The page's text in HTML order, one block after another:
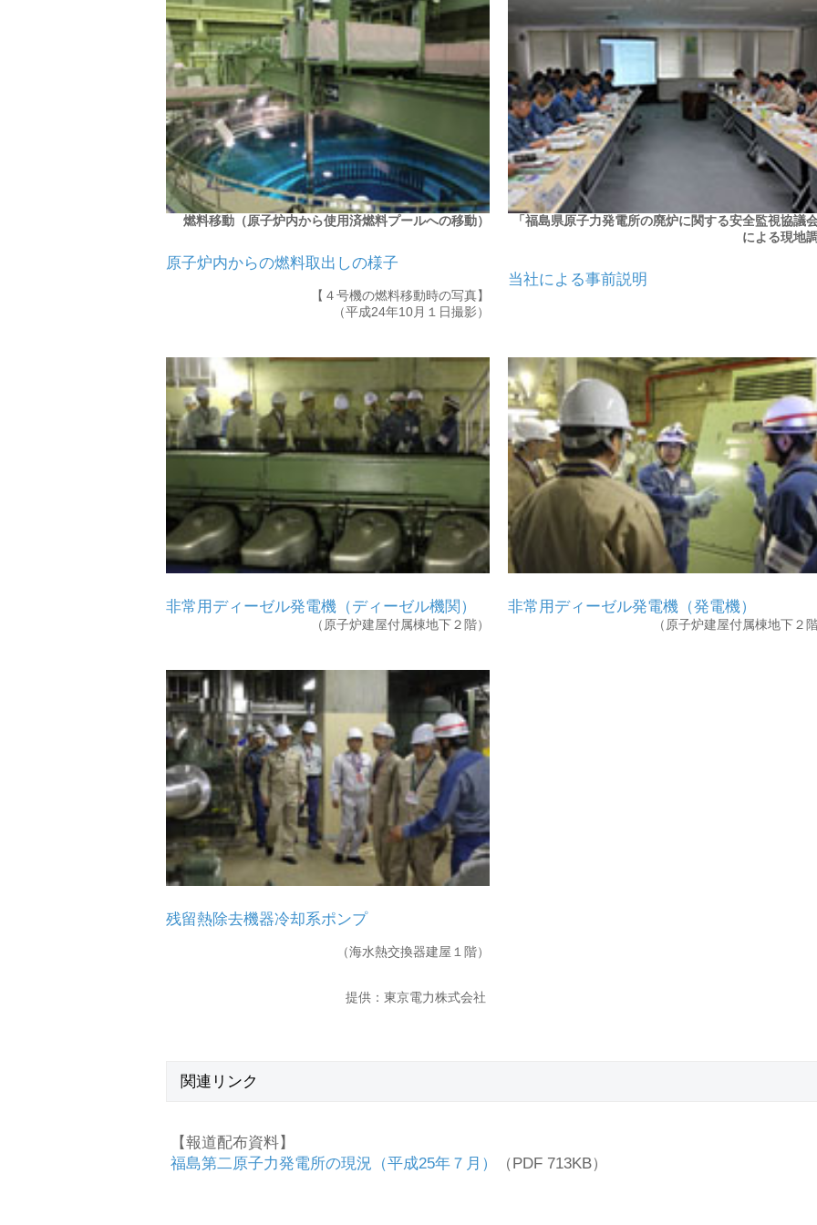
燃料移動（原子炉内から使用済燃料プールへの移動）
原子炉内からの燃料取出しの様子
【４号機の燃料移動時の写真】
（平成24年10月１日撮影）
「福島県原子力発電所の廃炉に関する安全監視協議
による現地
当社による事前説明
非常用ディーゼル発電機（ディーゼル機関）
（原子炉建屋付属棟地下２階）
非常用ディーゼル発電機（発電機）
（原子炉建屋付属棟地下２
残留熱除去機器冷却系ポンプ
（海水熱交換器建屋１階）
提供：東京電力株式会社
関連リンク
【報道配布資料】
福島第二原子力発電所の現況（平成25年７月）
（PDF 713KB）